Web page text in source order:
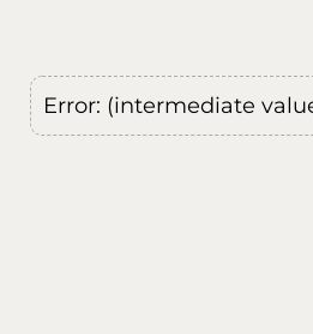
Error: (intermediate